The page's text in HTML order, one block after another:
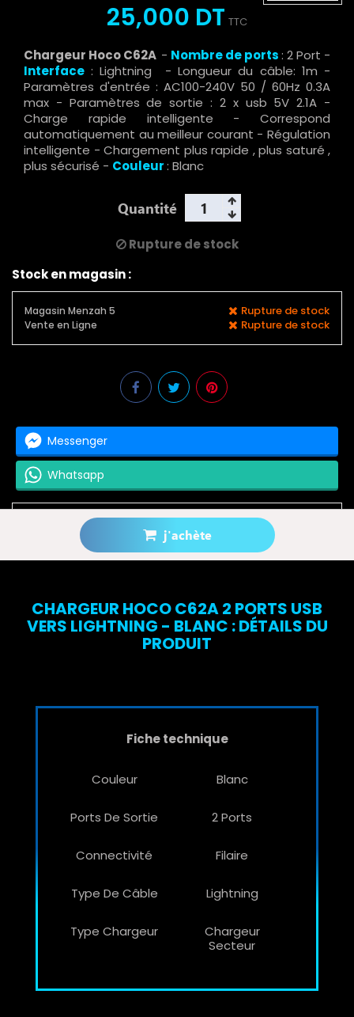
25,000 DT TTC
Chargeur Hoco C62A - Nombre de ports: 2 Port -
Interface : Lightning - Longueur du câble: 1m -
Paramètres d'entrée : AC100-240V 50 / 60Hz 0.3A
max - Paramètres de sortie : 2 x usb 5V 2.1A -
Charge rapide intelligente - Correspond
automatiquement au meilleur courant - Régulation
intelligente - Chargement plus rapide , plus saturé ,
plus sécurisé - Couleur: Blanc
Quantité
j'achète
Rupture de stock
Stock en magasin :
Magasin Menzah 5 Rupture de stock
Vente en Ligne Rupture de stock
Messenger
Whatsapp
Prévenez-moi lorsque le produit est disponible
CHARGEUR HOCO C62A 2 PORTS USB
VERS LIGHTNING - BLANC : DÉTAILS DU
PRODUIT
Fiche technique
Couleur Blanc
Ports De Sortie 2 Ports
Connectivité Filaire
Type De Câble Lightning
Type Chargeur
Chargeur
Secteur